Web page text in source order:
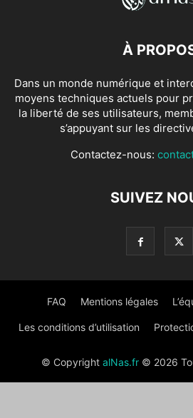
À
Dans un monde numérique et
moyens techniques actuels pour
la liberté de ses utilisateurs,
s’appuyant sur les
Contactez-nous:
SUIVEZ
FAQ Mentions légales
Les conditions d’utilisation
© Copyright alNas.fr© 2026